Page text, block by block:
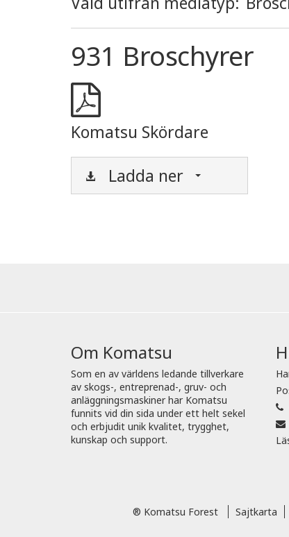
931 Broschyrer
Komatsu Skördare
Ladda ner
Om Komatsu
Som en av världens ledande tillverkare
av skogs-, entreprenad-, gruv- och
anläggningsmaskiner har Komatsu
funnits vid din sida under ett helt sekel
och erbjudit unik kvalitet, trygghet,
kunskap och support.
® Komatsu Forest Sajtkarta